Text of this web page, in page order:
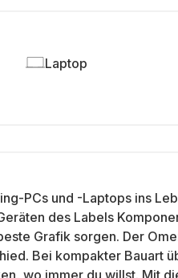
Laptop
PCs und -Laptops ins
des Labels
Grafik sorgen. Der
Bei kompakter Bauart
wo immer du willst. Mit